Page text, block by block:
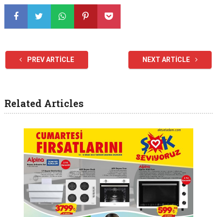
PREV ARTICLE NEXT ARTICLE
Related Articles